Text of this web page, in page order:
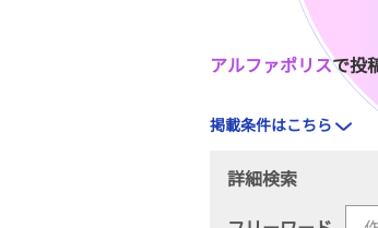
アルファポリスで投
掲載条件はこちら
詳細検索